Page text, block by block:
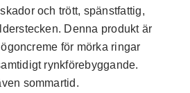
och trött, spänstfattig,
Denna produkt är
för mörka ringar
rynkförebyggande.
sommartid.